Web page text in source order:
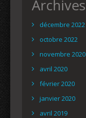
Archives
décembre 2022
octobre 2022
novembre 2020
avril 2020
février 2020
janvier 2020
avril 2019